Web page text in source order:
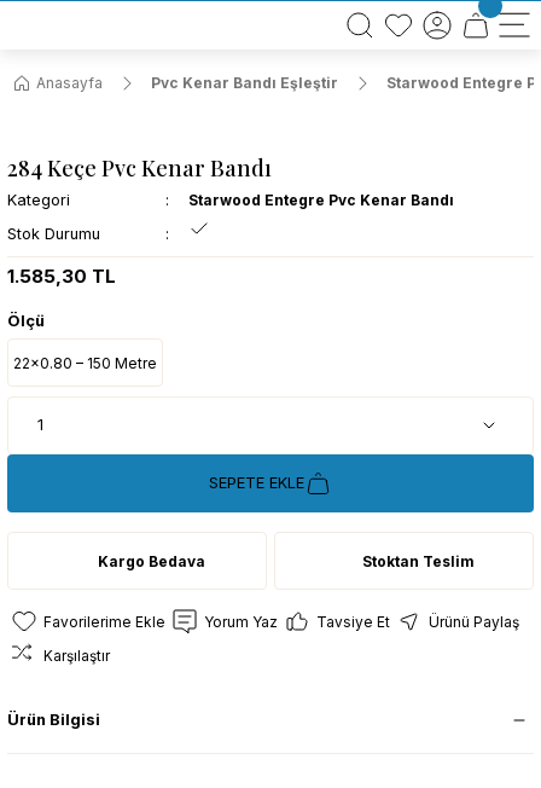
BÜTÜN ALIŞVERİŞLERİNİZDE KARGO BEDAVA!
TÜRKİYE GENELİNDE 10.000 MÜŞTERİ REFERANSI
Anasayfa
Pvc Kenar Bandı Eşleştir Starwood Entegre
284 Keçe Pvc Kenar Bandı
Kategori
Starwood Entegre Pvc Kenar Bandı
Stok Durumu
1.585,30 TL
Ölçü
22x0.80 – 150 Metre
SEPETE EKLE
Kargo Bedava Stoktan Teslim
Yorum Yaz Tavsiye Et
Ürünü Paylaş
Karşılaştır
Ürün Bilgisi